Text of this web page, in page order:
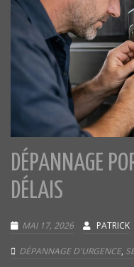
DÉPANNAGE
DÉLAIS
MAI 17, 2026 PATRICK
DÉPANNAGE D'URGENCE,